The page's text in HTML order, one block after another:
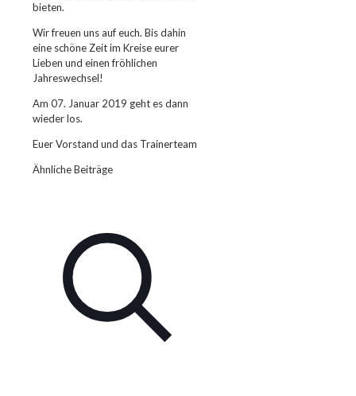
bieten.
Wir freuen uns auf euch. Bis dahin
eine schöne Zeit im Kreise eurer
Lieben und einen fröhlichen
Jahreswechsel!
Am 07. Januar 2019 geht es dann
wieder los.
Euer Vorstand und das Trainerteam
Ähnliche Beiträge